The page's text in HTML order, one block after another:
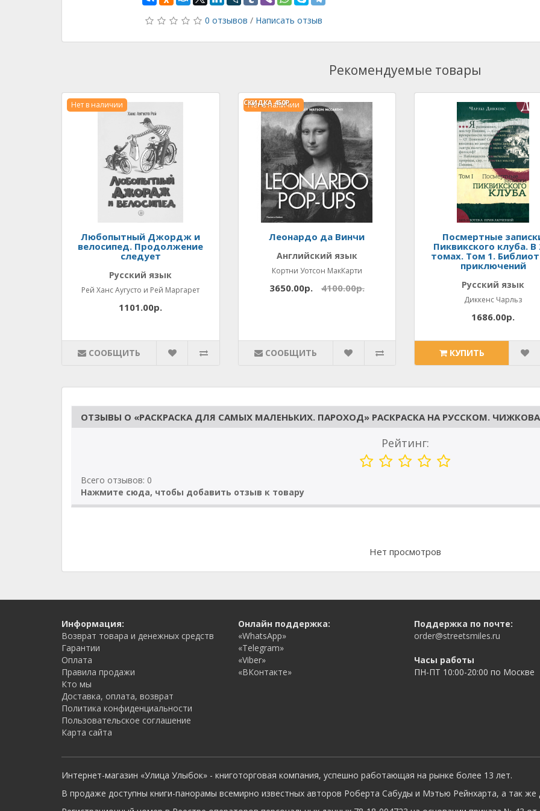
0 отзывов / Написать отзыв
Рекомендуемые товары
Нет в наличии
Любопытный Джордж и
велосипед. Продолжение
следует
Русский язык
Рей Ханс Аугусто и Рей Маргарет
1101.00р.
СООБЩИТЬ
Нет в наличии
Леонардо да Винчи
Английский язык
Кортни Уотсон МакКарти
СКИДКА450Р.
3650.00р. 4100.00р.
СООБЩИТЬ
Посмертные
Пиквикского клуба. В
томах. Том 1.
приключений
Русский язык
Диккенс Чарльз
1686.00р.
КУПИТЬ
ОТЗЫВЫ О «РАСКРАСКА ДЛЯ САМЫХ МАЛЕНЬКИХ. ПАРОХОД» РАСКРАСКА НА РУССКОМ.
Рейтинг:
Всего отзывов: 0
Нажмите сюда, чтобы добавить отзыв к товару
Нет просмотров
Информация:
Возврат товара и денежных средств
Гарантии
Оплата
Правила продажи
Кто мы
Доставка, оплата, возврат
Политика конфиденциальности
Пользовательское соглашение
Карта сайта
Онлайн поддержка:
«WhatsApp»
«Telegram»
«Viber»
«ВКонтакте»
Поддержка по почте:
order@streetsmiles.ru
Часы работы
ПН-ПТ 10:00-20:00 по Москве
Интернет-магазин «Улица Улыбок» - книготорговая компания, успешно работающая на рынке более 13 лет.
В продаже доступны книги-панорамы всемирно известных авторов Роберта Сабуды и Мэтью Рейнхарта, а так же